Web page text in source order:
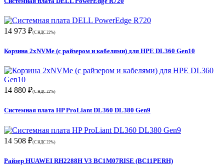
14 973 ₽(С НДС 22%)
Корзина 2xNVMe (с райзером и кабелями) для HPE DL360 Gen10
14 880 ₽(С НДС 22%)
Системная плата HP ProLiant DL360 DL380 Gen9
14 508 ₽(С НДС 22%)
Райзер HUAWEI RH2288H V3 BC1M07RISE (BC11PERH)